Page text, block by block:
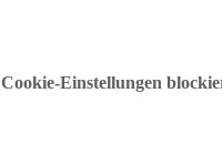
Einstellungen